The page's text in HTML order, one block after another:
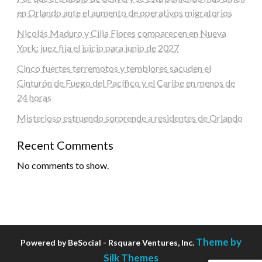
en Orlando ante el aumento de operativos migratorios
Nicolás Maduro y Cilia Flores comparecen en Nueva
York: juez fija el juicio para junio de 2027
Cinco fuertes terremotos y temblores sacuden el
Cinturón de Fuego del Pacífico y el Caribe en menos de
24 horas
Misterioso estruendo sorprende a residentes de Orlando
Recent Comments
No comments to show.
Powered by BeSocial - Rsquare Ventures, Inc. Theme by
Silk Themes